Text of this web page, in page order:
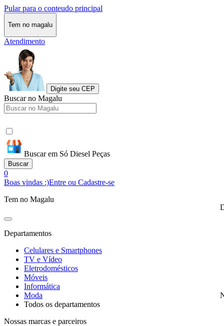
Pular para o conteudo principal
Tem no magalu
Atendimento
Digite seu CEP
Buscar no Magalu
Buscar em Só Diesel Peças
Buscar
0
Boas vindas :)Entre ou Cadastre-se
Tem no Magalu
Departamentos
Celulares e Smartphones
TV e Vídeo
Eletrodomésticos
Móveis
Informática
Moda
Todos os departamentos
Nossas marcas e parceiros